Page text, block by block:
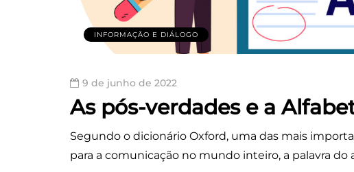
INFORMAÇÃO E DIÁLOGO
9 de junho de 2022
As pós-verdades e a
Segundo o dicionário Oxford, uma das mais
para a comunicação no mundo inteiro, a palavra do